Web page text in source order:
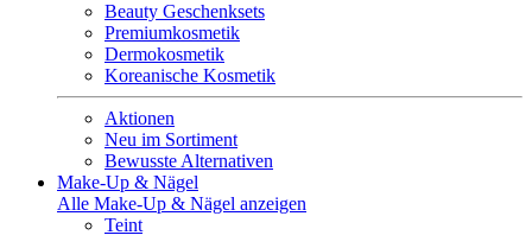
Beauty Geschenksets
Premiumkosmetik
Dermokosmetik
Koreanische Kosmetik
Aktionen
Neu im Sortiment
Bewusste Alternativen
Make-Up & Nägel
Alle Make-Up & Nägel anzeigen
Teint